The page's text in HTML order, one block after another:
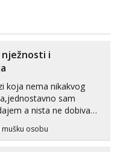
nježnosti i
koja nema nikakvog
sam
a nista ne dobivam
potrebe,ne trazim puno
osobu